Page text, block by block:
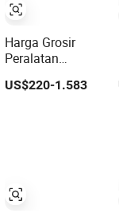
Harga Grosir
Peralatan
Makanan
Rekreasi Mesin
Dijual
US$220-1.583